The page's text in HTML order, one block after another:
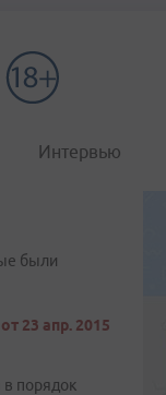
Интервью
были
23 апр. 2015
в порядок